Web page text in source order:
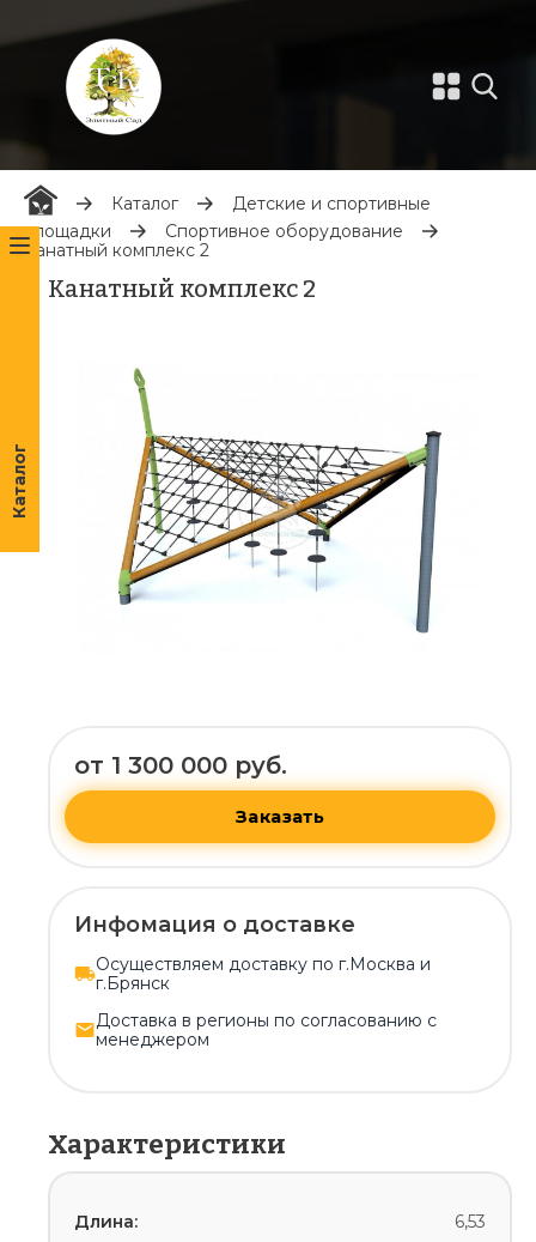
Каталог
Детские и спортивные
площадки
Спортивное оборудование
Канатный комплекс 2
Канатный комплекс 2
Каталог
от 1 300 000 руб.
Заказать
Инфомация о доставке
Осуществляем доставку по г.Москва и
г.Брянск
Доставка в регионы по согласованию с
менеджером
Характеристики
Длина: 6,53